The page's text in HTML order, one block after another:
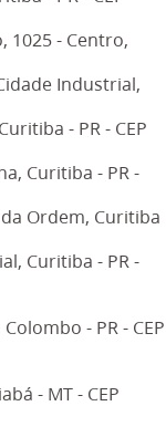
1025 - Centro,
Industrial,
- PR - CEP
Curitiba - PR -
Ordem, Curitiba
Curitiba - PR -
- PR - CEP
- MT - CEP